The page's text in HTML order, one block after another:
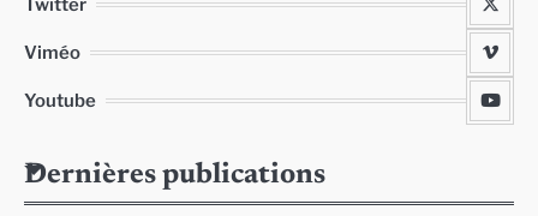
Viméo
Youtube
Dernières publications